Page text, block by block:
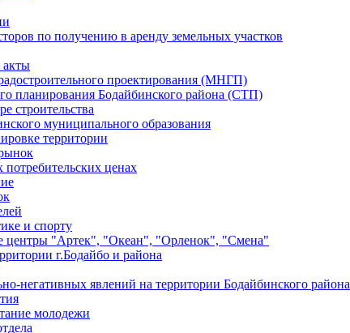
по получению в аренду земельных участков
акты
проектирования (МНГП)
планирования Бодайбинского района (СТП)
строительства
муниципального образования
территории
ценах
и спорту
центры "Артек", "Океан", "Орленок", "Смена"
г.Бодайбо и района
негативных явлений на территории Бодайбинского района
молодежи